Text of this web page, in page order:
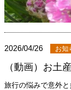
2026/04/26 お知
（動画）お土
旅行の悩みで意外と